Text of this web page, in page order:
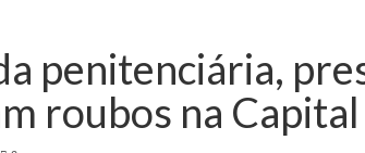
penitenciária,
roubos na Capital